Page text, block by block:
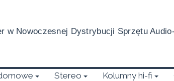
w Nowoczesnej Dystrybucji Sprzętu
Stereo Kolumny hi-fi